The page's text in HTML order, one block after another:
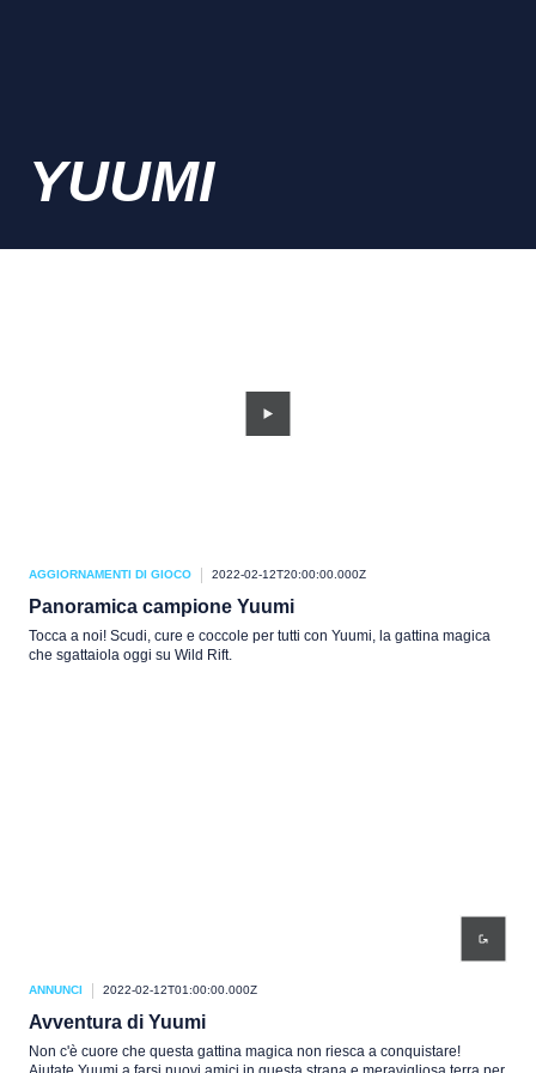
YUUMI
AGGIORNAMENTI DI GIOCO 2022-02-12T20:00:00.000Z
Panoramica campione Yuumi
Tocca a noi! Scudi, cure e coccole per tutti con Yuumi, la gattina magica
che sgattaiola oggi su Wild Rift.
ANNUNCI 2022-02-12T01:00:00.000Z
Avventura di Yuumi
Non c'è cuore che questa gattina magica non riesca a conquistare!